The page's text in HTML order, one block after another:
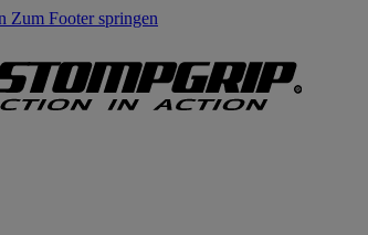
Zum Footer springen